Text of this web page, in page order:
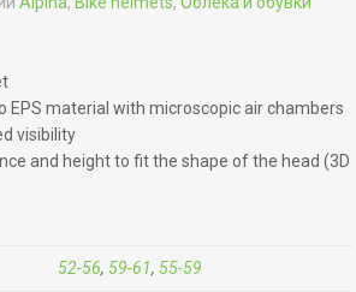
material with microscopic air chambers
visibility
and height to fit the shape of the head (3D
52-56, 59-61, 55-59